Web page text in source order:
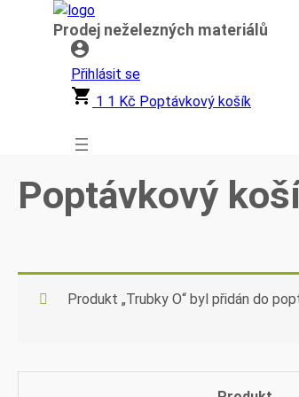
Přeskočit
Prodej neželezných materiálů
Přihlásit se
1 1 Kč Poptávkový košík
Poptávkový
Produkt „Trubky O“ byl přidán do